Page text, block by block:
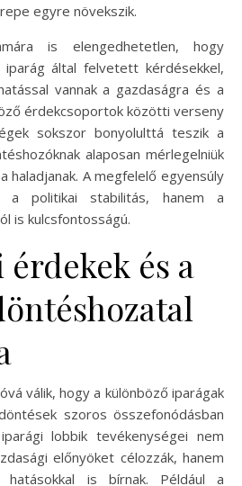
egyre növekszik.
is elengedhetetlen, hogy
által felvetett kérdésekkel,
vannak a gazdaságra és a
érdekcsoportok közötti verseny
sokszor bonyolulttá teszik a
alaposan mérlegelniük
haladjanak. A megfelelő egyensúly
a politikai stabilitás, hanem a
is kulcsfontosságú.
és a
válik, hogy a különböző iparágak
szoros összefonódásban
lobbik tevékenységei nem
előnyöket célozzák, hanem
hatásokkal is bírnak. Például a